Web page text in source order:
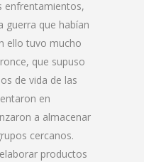
enfrentamientos,
guerra que habían
ello tuvo mucho
que supuso
de vida de las
en
a almacenar
cercanos.
productos